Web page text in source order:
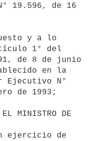
19.596, de 16
1° del
de 8 de junio
en la
Ejecutivo N°
de 1993;